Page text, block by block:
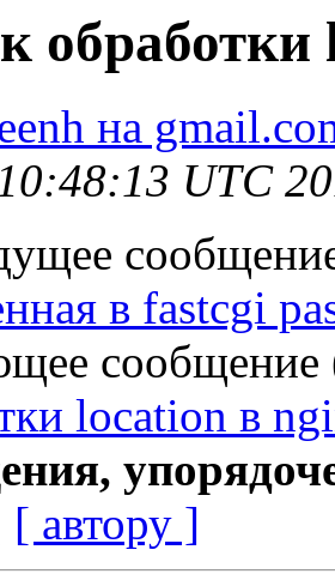
на
UTC
в fastcgi
сообщение
location в
[ автору ]